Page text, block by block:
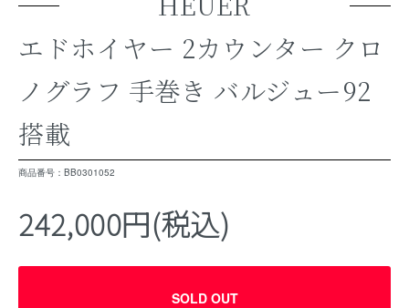
エドホイヤー 2カウンター クロ
ノグラフ 手巻き バルジュー92
搭載
商品番号：BB0301052
242,000円(税込)
SOLD OUT